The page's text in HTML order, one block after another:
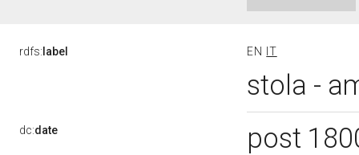
rdfs: label EN IT
stola -
dc:date post